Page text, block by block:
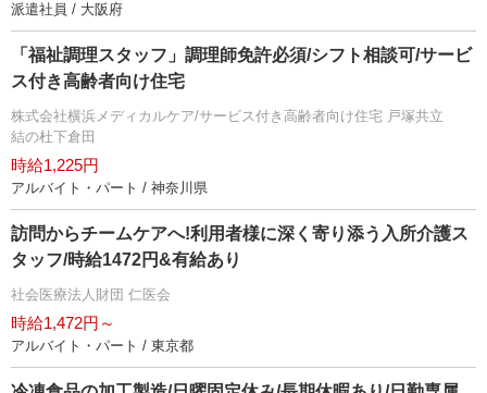
派遣社員 / 大阪府
「福祉調理スタッフ」調理師免許必須/シフト相談可/サービ
ス付き高齢者向け住宅
株式会社横浜メディカルケア/サービス付き高齢者向け住宅 戸塚共立
結の杜下倉田
時給1,225円
アルバイト・パート / 神奈川県
訪問からチームケアへ!利用者様に深く寄り添う入所介護ス
タッフ/時給1472円&有給あり
社会医療法人財団 仁医会
時給1,472円～
アルバイト・パート / 東京都